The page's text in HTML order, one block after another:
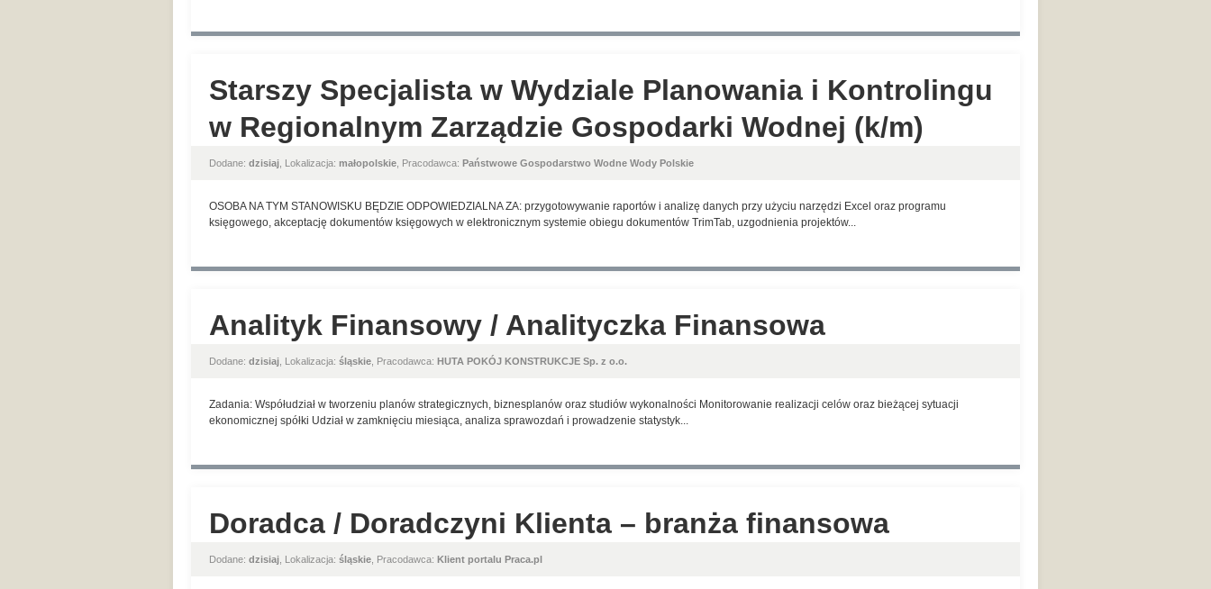
Starszy Specjalista w Wydziale Planowania i Kontrolingu
w Regionalnym Zarządzie Gospodarki Wodnej (k/m)
Dodane: dzisiaj , Lokalizacja: małopolskie , Pracodawca: Państwowe Gospodarstwo Wodne Wody Polskie
OSOBA NA TYM STANOWISKU BĘDZIE ODPOWIEDZIALNA ZA: przygotowywanie raportów i analizę danych przy użyciu narzędzi Excel oraz programu
księgowego, akceptację dokumentów księgowych w elektronicznym systemie obiegu dokumentów TrimTab, uzgodnienia projektów...
Analityk Finansowy / Analityczka Finansowa
Dodane: dzisiaj , Lokalizacja: śląskie , Pracodawca: HUTA POKÓJ KONSTRUKCJE Sp. z o.o.
Zadania: Współudział w tworzeniu planów strategicznych, biznesplanów oraz studiów wykonalności Monitorowanie realizacji celów oraz bieżącej sytuacji
ekonomicznej spółki Udział w zamknięciu miesiąca, analiza sprawozdań i prowadzenie statystyk...
Doradca / Doradczyni Klienta – branża finansowa
Dodane: dzisiaj , Lokalizacja: śląskie , Pracodawca: Klient portalu Praca.pl